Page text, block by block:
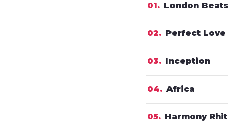
01 London Beats
02 Perfect Love
03 Inception
04 Africa
05 Harmony